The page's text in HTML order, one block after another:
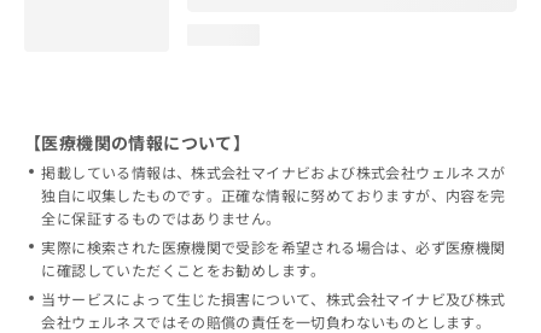
【医療機関の情報について】
掲載している情報は、株式会社マイナビおよび株式会社ウェルネスが
独自に収集したものです。正確な情報に努めておりますが、内容を完
全に保証するものではありません。
実際に検索された医療機関で受診を希望される場合は、必ず医療機関
に確認していただくことをお勧めします。
当サービスによって生じた損害について、株式会社マイナビ及び株式
会社ウェルネスではその賠償の責任を一切負わないものとします。